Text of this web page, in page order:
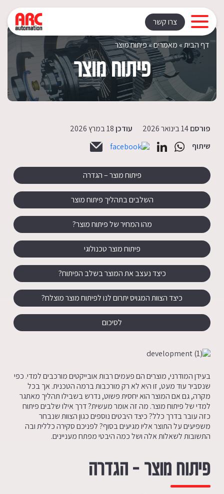
צרו קשר
דף הבית» מאמרים»פיתוח מוצר
פיתוח מוצר
פורסם עודכן
שיתוף
פיתוח מוצר – הגדרה
השלבים בתהליך פיתוח מוצר
מהו המחיר של פיתוח מוצר?
פיתוח מוצר טכנולוגי
כיצד נעצב את המוצר בשלב הפיתוח?
כיצד הצוות המגויס יתרום לנו לפיתוח מוצר מוצלח?
לסיכום
בעידן המודרני, מוצרים הם פעמים רבות אובייקטים מורכבים למדי. כפי
שנסביר עוד מעט, זו היא לא רק מורכבות ברמה הטכנית. אך בכל
מקרה, גם אם המוצר הוא יחסית פשוט, נדרש בשבילו תהליך מאתגר
למדי של פיתוח מוצר. מה זה אומר מעשית? דרך אילו שלבים פיתוח
כזה עובר בדרך כלל? כיצד היבטים נוספים כגון הצוות שנבחר
משפיעים על התוצר אליו מגיעים בסוף? לפניכם סקירה כללית ובה
התשובות לשאלות אלה ושל כמה היבטי מפתח מעניינים.
פיתוח מוצר – הגדרה